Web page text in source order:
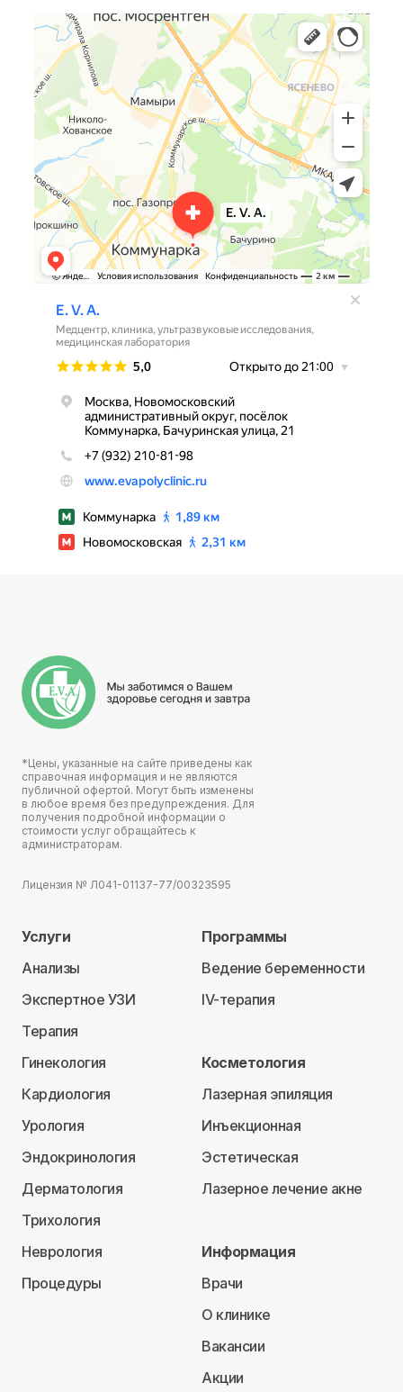
*Цены, указанные на сайте приведены как
справочная информация и не являются
публичной офертой. Могут быть изменены
в любое время без предупреждения. Для
получения подробной информации о
стоимости услуг обращайтесь к
администраторам.
Лицензия № Л041-01137-77/00323595
Услуги
Анализы
Экспертное УЗИ
Терапия
Гинекология
Кардиология
Урология
Эндокринология
Дерматология
Трихология
Неврология
Процедуры
Программы
Ведение беременности
IV-терапия
Косметология
Лазерная эпиляция
Инъекционная
Эстетическая
Лазерное лечение акне
Информация
Врачи
О клинике
Вакансии
Акции